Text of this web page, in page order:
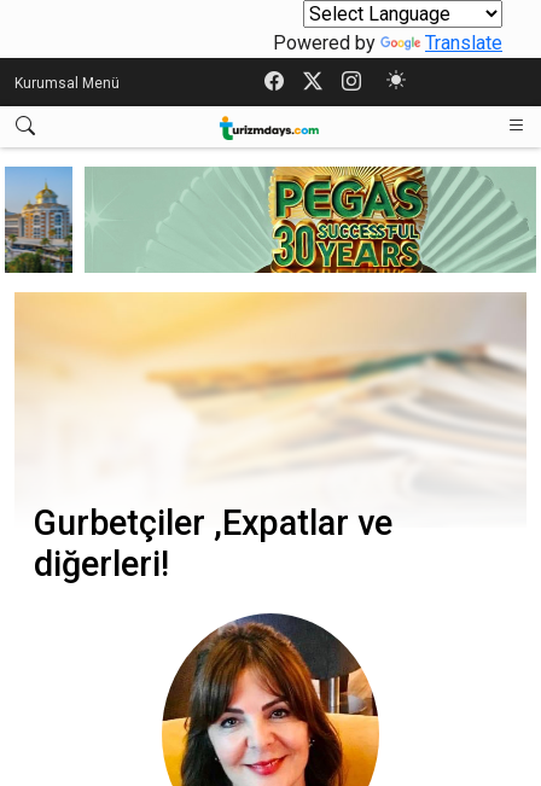
Powered by Translate
Kurumsal Menü
Gurbetçiler ,Expatlar ve
diğerleri!